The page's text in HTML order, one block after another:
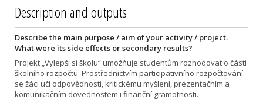
Description and outputs
Describe the main purpose / aim of your activity / project.
What were its side effects or secondary results?
Projekt „Vylepši si školu“ umožňuje studentům rozhodovat o části
školního rozpočtu. Prostřednictvím participativního rozpočtování
se žáci učí odpovědnosti, kritickému myšlení, prezentačním a
komunikačním dovednostem i finanční gramotnosti.